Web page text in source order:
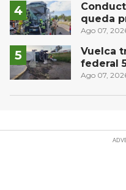
queda
Ago 07,
Vuelca
federal
Ago 07,